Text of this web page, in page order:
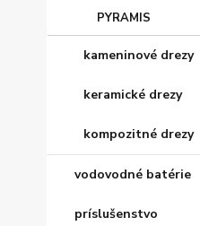
PYRAMIS
kameninové drezy
keramické drezy
kompozitné drezy
vodovodné batérie
príslušenstvo